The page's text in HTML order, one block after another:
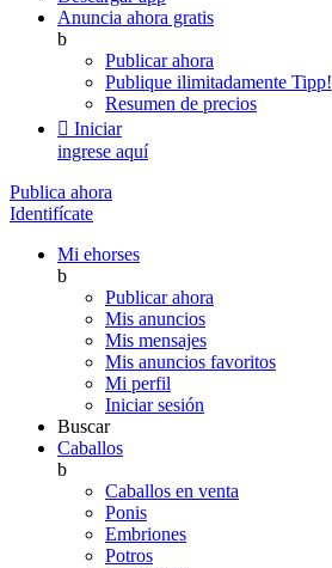
Anuncia ahora gratis
b
Publicar ahora
Publique ilimitadamente Tipp!
Resumen de precios
 Iniciar
ingrese aquí
Publica ahora
Identifícate
Mi ehorses
b
Publicar ahora
Mis anuncios
Mis mensajes
Mis anuncios favoritos
Mi perfil
Iniciar sesión
Buscar
Caballos
b
Caballos en venta
Ponis
Embriones
Potros